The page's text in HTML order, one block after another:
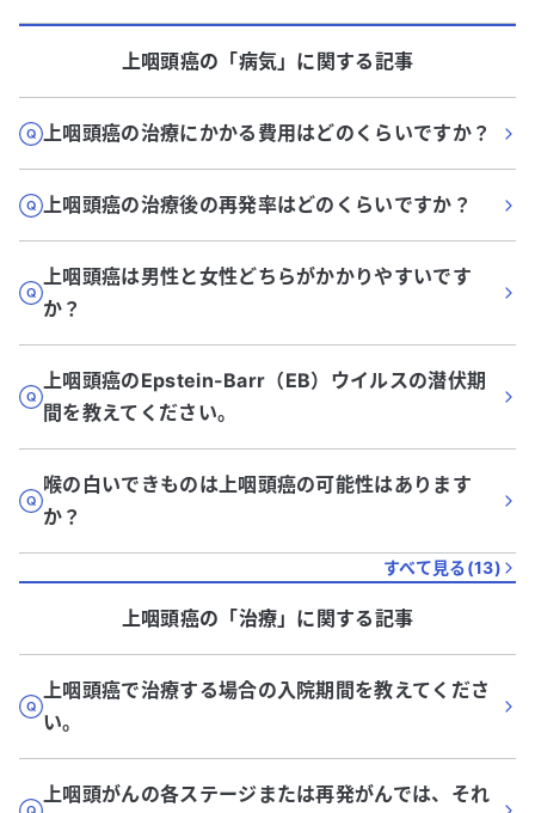
上咽頭癌の「病気」に関する記事
上咽頭癌の治療にかかる費用はどのくらいですか？
上咽頭癌の治療後の再発率はどのくらいですか？
上咽頭癌は男性と女性どちらがかかりやすいです
か？
上咽頭癌のEpstein-Barr（EB）ウイルスの潜伏期
間を教えてください。
喉の白いできものは上咽頭癌の可能性はあります
か？
すべて見る(13)
上咽頭癌の「治療」に関する記事
上咽頭癌で治療する場合の入院期間を教えてくださ
い。
上咽頭がんの各ステージまたは再発がんでは、それ